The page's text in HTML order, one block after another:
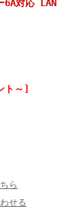
6A対応 LAN
ト～]
ら
せる